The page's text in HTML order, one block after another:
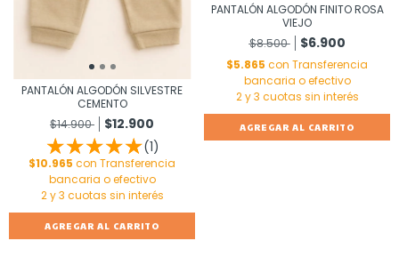
PANTALÓN ALGODÓN SILVESTRE
CEMENTO
$14.900
$12.900
(1)
$10.965 con Transferencia
bancaria o efectivo
AGREGAR AL CARRITO
PANTALÓN ALGODÓN FINITO ROSA
VIEJO
$8.500
$6.900
$5.865 con Transferencia
bancaria o efectivo
AGREGAR AL CARRITO